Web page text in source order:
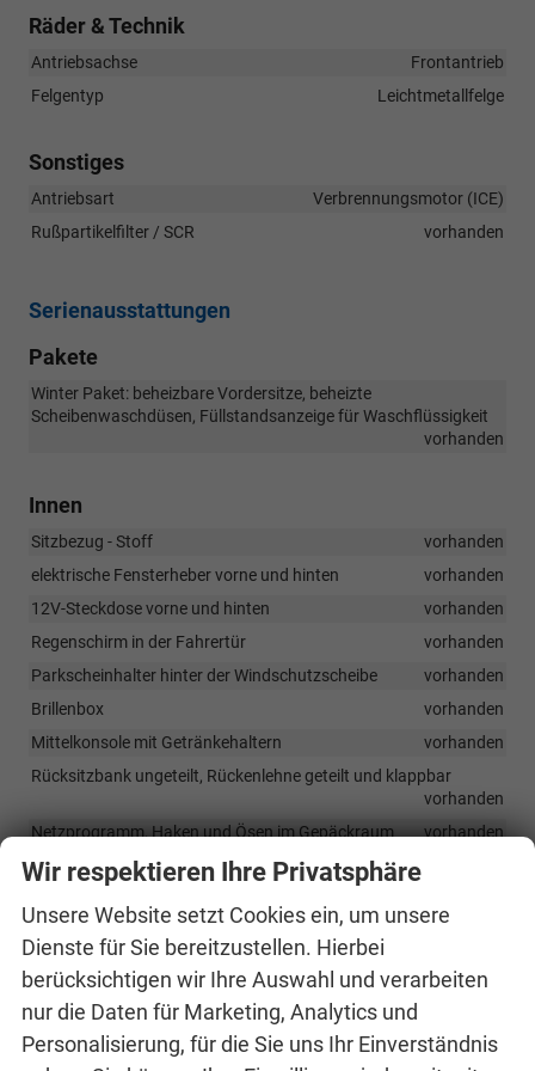
Räder & Technik
Antriebsachse
Frontantrieb
Felgentyp
Leichtmetallfelge
Sonstiges
Antriebsart
Verbrennungsmotor (ICE)
Rußpartikelfilter / SCR
vorhanden
Serienausstattungen
Pakete
Winter Paket: beheizbare Vordersitze, beheizte
Scheibenwaschdüsen, Füllstandsanzeige für Waschflüssigkeit
vorhanden
Innen
Sitzbezug - Stoff
vorhanden
elektrische Fensterheber vorne und hinten
vorhanden
12V-Steckdose vorne und hinten
vorhanden
Regenschirm in der Fahrertür
vorhanden
Parkscheinhalter hinter der Windschutzscheibe
vorhanden
Brillenbox
vorhanden
Mittelkonsole mit Getränkehaltern
vorhanden
Rücksitzbank ungeteilt, Rückenlehne geteilt und klappbar
vorhanden
Netzprogramm, Haken und Ösen im Gepäckraum
vorhanden
Höhenverstellbarer Fahrer- und Beifahrersitz
Interior Loft - schwarz/grau
Easy Start – schlüsselloses Starten
vorhanden
Armlehne vorne mit JumboBox
vorhanden
Wir respektieren Ihre Privatsphäre
Unsere Website setzt Cookies ein, um unsere
Dienste für Sie bereitzustellen. Hierbei
berücksichtigen wir Ihre Auswahl und verarbeiten
nur die Daten für Marketing, Analytics und
Personalisierung, für die Sie uns Ihr Einverständnis